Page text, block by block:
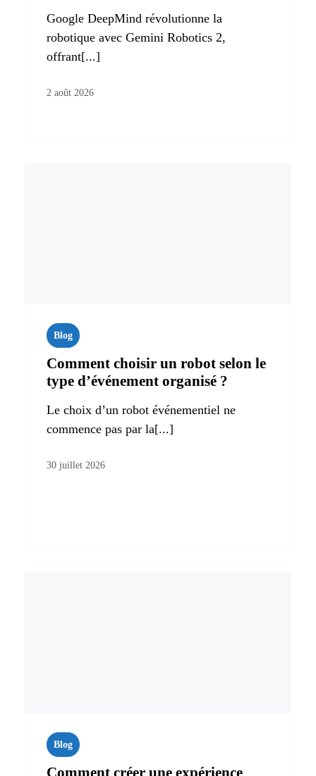
Google DeepMind révolutionne la
robotique avec Gemini Robotics 2,
offrant[...]
2 août 2026
Blog
Comment choisir un robot selon le
type d’événement organisé ?
Le choix d’un robot événementiel ne
commence pas par la[...]
30 juillet 2026
Blog